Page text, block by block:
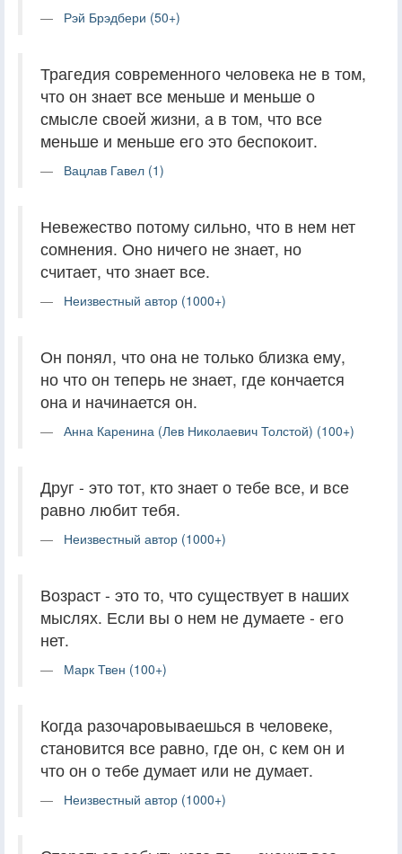
Рэй Брэдбери (50+)
Трагедия современного человека не в том,
что он знает все меньше и меньше о
смысле своей жизни, а в том, что все
меньше и меньше его это беспокоит.
Вацлав Гавел (1)
Невежество потому сильно, что в нем нет
сомнения. Оно ничего не знает, но
считает, что знает все.
Неизвестный автор (1000+)
Он понял, что она не только близка ему,
но что он теперь не знает, где кончается
она и начинается он.
Анна Каренина (Лев Николаевич Толстой) (100+)
Друг - это тот, кто знает о тебе все, и все
равно любит тебя.
Неизвестный автор (1000+)
Возраст - это то, что существует в наших
мыслях. Если вы о нем не думаете - его
нет.
Марк Твен (100+)
Когда разочаровываешься в человеке,
становится все равно, где он, с кем он и
что он о тебе думает или не думает.
Неизвестный автор (1000+)